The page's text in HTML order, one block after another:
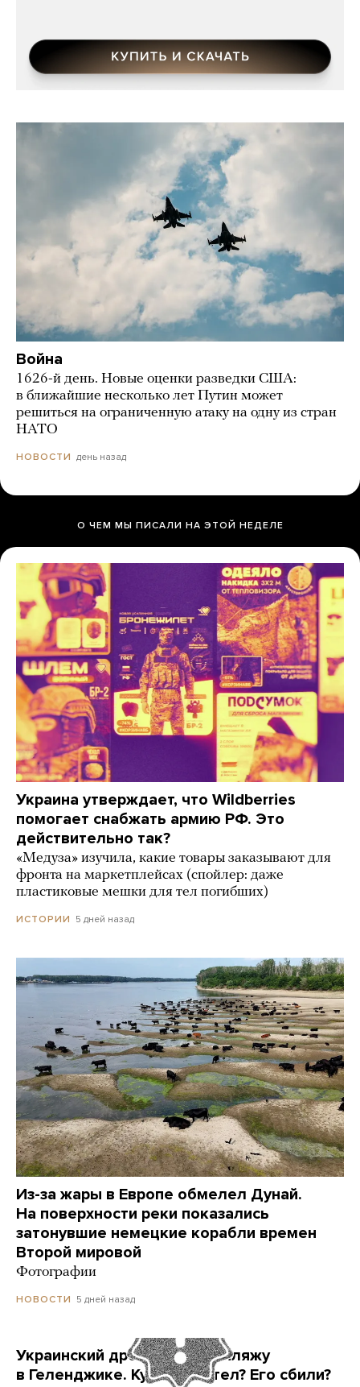
Война
1626-й день. Новые оценки разведки США:
в ближайшие несколько лет Путин может
решиться на ограниченную атаку на одну из стран
НАТО
НОВОСТИ день назад
О ЧЕМ МЫ ПИСАЛИ НА ЭТОЙ НЕДЕЛЕ
Украина утверждает, что Wildberries
помогает снабжать армию РФ. Это
действительно так?
«Медуза» изучила, какие товары заказывают для
фронта на маркетплейсах (спойлер: даже
пластиковые мешки для тел погибших)
ИСТОРИИ 5 дней назад
Из-за жары в Европе обмелел Дунай.
На поверхности реки показались
затонувшие немецкие корабли времен
Второй мировой
Фотографии
НОВОСТИ 5 дней назад
Украинский дрон попал по пляжу
в Геленджике. Куда он летел? Его сбили?